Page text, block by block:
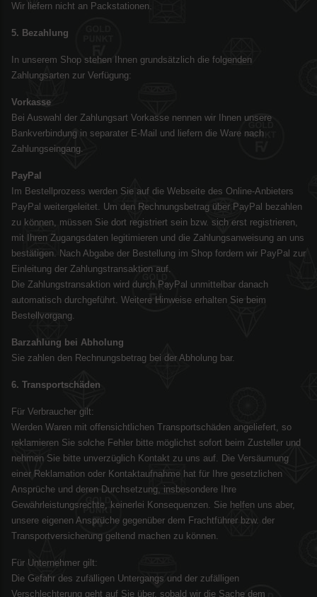
Wir liefern nicht an Packstationen.
5. Bezahlung
In unserem Shop stehen Ihnen grundsätzlich die folgenden
Zahlungsarten zur Verfügung:
Vorkasse
Bei Auswahl der Zahlungsart Vorkasse nennen wir Ihnen unsere
Bankverbindung in separater E-Mail und liefern die Ware nach
Zahlungseingang.
PayPal
Im Bestellprozess werden Sie auf die Webseite des Online-Anbieters
PayPal weitergeleitet. Um den Rechnungsbetrag über PayPal bezahlen
zu können, müssen Sie dort registriert sein bzw. sich erst registrieren,
mit Ihren Zugangsdaten legitimieren und die Zahlungsanweisung an uns
bestätigen. Nach Abgabe der Bestellung im Shop fordern wir PayPal zur
Einleitung der Zahlungstransaktion auf.
Die Zahlungstransaktion wird durch PayPal unmittelbar danach
automatisch durchgeführt. Weitere Hinweise erhalten Sie beim
Bestellvorgang.
Barzahlung bei Abholung
Sie zahlen den Rechnungsbetrag bei der Abholung bar.
6. Transportschäden
Für Verbraucher gilt:
Werden Waren mit offensichtlichen Transportschäden angeliefert, so
reklamieren Sie solche Fehler bitte möglichst sofort beim Zusteller und
nehmen Sie bitte unverzüglich Kontakt zu uns auf. Die Versäumung
einer Reklamation oder Kontaktaufnahme hat für Ihre gesetzlichen
Ansprüche und deren Durchsetzung, insbesondere Ihre
Gewährleistungsrechte, keinerlei Konsequenzen. Sie helfen uns aber,
unsere eigenen Ansprüche gegenüber dem Frachtführer bzw. der
Transportversicherung geltend machen zu können.
Für Unternehmer gilt:
Die Gefahr des zufälligen Untergangs und der zufälligen
Verschlechterung geht auf Sie über, sobald wir die Sache dem